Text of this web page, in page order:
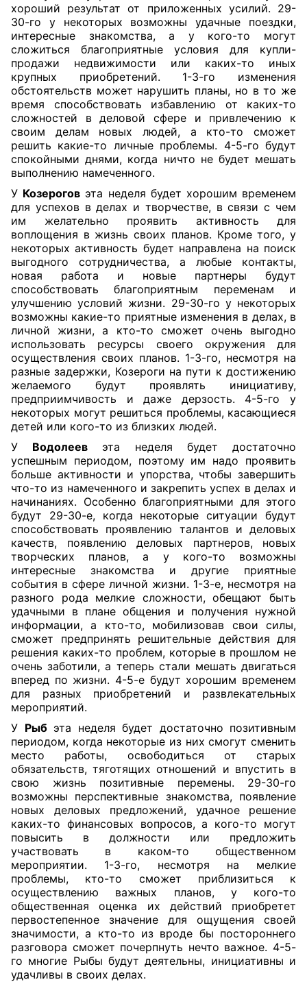
хороший результат от приложенных усилий. 29-
30-го у некоторых возможны удачные поездки,
интересные знакомства, а у кого-то могут
сложиться благоприятные условия для купли-
продажи недвижимости или каких-то иных
крупных приобретений. 1-3-го изменения
обстоятельств может нарушить планы, но в то же
время способствовать избавлению от каких-то
сложностей в деловой сфере и привлечению к
своим делам новых людей, а кто-то сможет
решить какие-то личные проблемы. 4-5-го будут
спокойными днями, когда ничто не будет мешать
выполнению намеченного.
У Козерогов эта неделя будет хорошим временем
для успехов в делах и творчестве, в связи с чем
им желательно проявить активность для
воплощения в жизнь своих планов. Кроме того, у
некоторых активность будет направлена на поиск
выгодного сотрудничества, а любые контакты,
новая работа и новые партнеры будут
способствовать благоприятным переменам и
улучшению условий жизни. 29-30-го у некоторых
возможны какие-то приятные изменения в делах, в
личной жизни, а кто-то сможет очень выгодно
использовать ресурсы своего окружения для
осуществления своих планов. 1-3-го, несмотря на
разные задержки, Козероги на пути к достижению
желаемого будут проявлять инициативу,
предприимчивость и даже дерзость. 4-5-го у
некоторых могут решиться проблемы, касающиеся
детей или кого-то из близких людей.
У Водолеев эта неделя будет достаточно
успешным периодом, поэтому им надо проявить
больше активности и упорства, чтобы завершить
что-то из намеченного и закрепить успех в делах и
начинаниях. Особенно благоприятными для этого
будут 29-30-е, когда некоторые ситуации будут
способствовать проявлению талантов и деловых
качеств, появлению деловых партнеров, новых
творческих планов, а у кого-то возможны
интересные знакомства и другие приятные
события в сфере личной жизни. 1-3-е, несмотря на
разного рода мелкие сложности, обещают быть
удачными в плане общения и получения нужной
информации, а кто-то, мобилизовав свои силы,
сможет предпринять решительные действия для
решения каких-то проблем, которые в прошлом не
очень заботили, а теперь стали мешать двигаться
вперед по жизни. 4-5-е будут хорошим временем
для разных приобретений и развлекательных
мероприятий.
У Рыбэта неделя будет достаточно позитивным
периодом, когда некоторые из них смогут сменить
место работы, освободиться от старых
обязательств, тяготящих отношений и впустить в
свою жизнь позитивные перемены. 29-30-го
возможны перспективные знакомства, появление
новых деловых предложений, удачное решение
каких-то финансовых вопросов, а кого-то могут
повысить в должности или предложить
участвовать в каком-то общественном
мероприятии. 1-3-го, несмотря на мелкие
проблемы, кто-то сможет приблизиться к
осуществлению важных планов, у кого-то
общественная оценка их действий приобретет
первостепенное значение для ощущения своей
значимости, а кто-то из вроде бы постороннего
разговора сможет почерпнуть нечто важное. 4-5-
го многие Рыбы будут деятельны, инициативны и
удачливы в своих делах.